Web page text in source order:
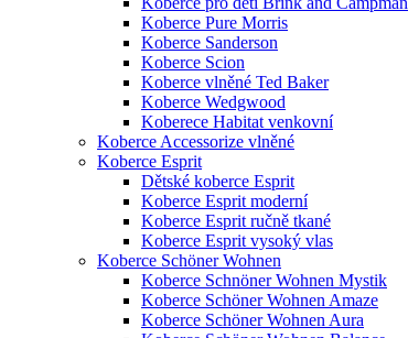
Koberce Pure Morris
Koberce Sanderson
Koberce Scion
Koberce vlněné Ted Baker
Koberce Wedgwood
Koberece Habitat venkovní
Koberce Accessorize vlněné
Koberce Esprit
Dětské koberce Esprit
Koberce Esprit moderní
Koberce Esprit ručně tkané
Koberce Esprit vysoký vlas
Koberce Schöner Wohnen
Koberce Schnöner Wohnen Mystik
Koberce Schöner Wohnen Amaze
Koberce Schöner Wohnen Aura